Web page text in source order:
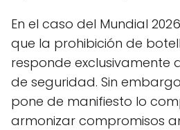
En el caso del Mundial
que la prohibición de
responde exclusivamente
de seguridad. Sin
pone de manifiesto lo
armonizar compromisos